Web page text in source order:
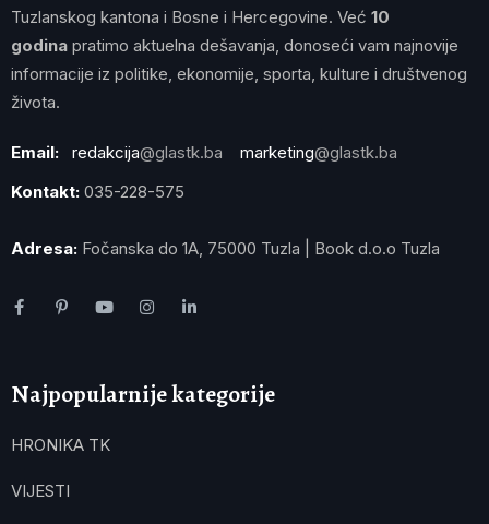
Tuzlanskog kantona i Bosne i Hercegovine. Već 10
godina pratimo aktuelna dešavanja, donoseći vam najnovije
informacije iz politike, ekonomije, sporta, kulture i društvenog
života.
Email: redakcija@glastk.ba marketing@glastk.ba
Kontakt: 035-228-575
Adresa: Fočanska do 1A, 75000 Tuzla | Book d.o.o Tuzla
Najpopularnije kategorije
HRONIKA TK
VIJESTI